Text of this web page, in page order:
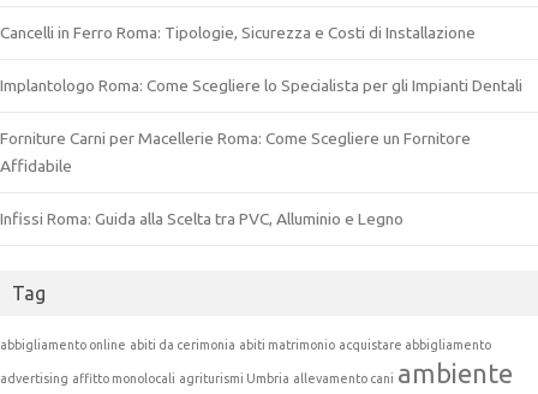
Cancelli in Ferro Roma: Tipologie, Sicurezza e Costi di Installazione
Implantologo Roma: Come Scegliere lo Specialista per gli Impianti Dentali
Forniture Carni per Macellerie Roma: Come Scegliere un Fornitore
Affidabile
Infissi Roma: Guida alla Scelta tra PVC, Alluminio e Legno
Tag
abbigliamento online abiti da cerimonia abiti matrimonio acquistare abbigliamento
advertising affitto monolocali agriturismi Umbria allevamento cani ambiente